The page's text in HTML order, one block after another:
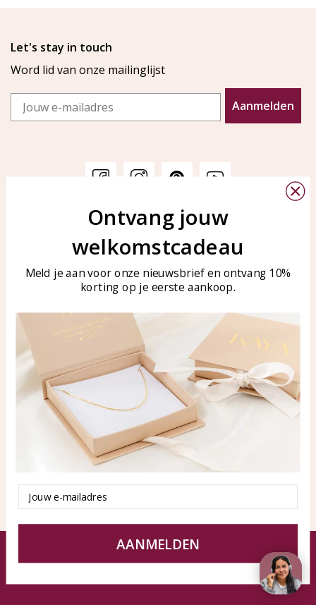
Let's stay in touch
Word lid van onze mailinglijst
Email
Aanmelden
Veelgestelde vragen
Sieraden onderhouden
KAYA Sieraden
Bellen of WhatsApp Ma-Vr
tussen 09:00-17:00
Tel: 0850003187
WhatsApp: 0850003187
klantenservice@kayasierade
Producten
Alle producten
Nieuwe producten
KAYA Sieraden
Over ons
Samenwerken?
Tips en Advies
Duurzaamheid
© KAYA Sieraden
Algemene voorwaarden Disclaimer Privacy Policy Sitemap
Ontvang jouw
welkomstcadeau
Meld je aan voor onze nieuwsbrief en ontvang 10%
korting op je eerste aankoop.
Email
AANMELDEN